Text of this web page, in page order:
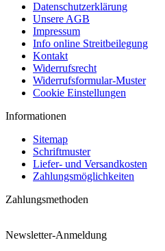
Datenschutzerklärung
Unsere AGB
Impressum
Info online Streitbeilegung
Kontakt
Widerrufsrecht
Widerrufsformular-Muster
Cookie Einstellungen
Informationen
Sitemap
Schriftmuster
Liefer- und Versandkosten
Zahlungsmöglichkeiten
Zahlungsmethoden
Newsletter-Anmeldung